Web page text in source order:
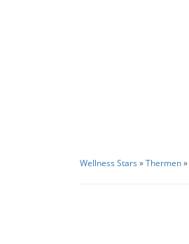
Wellness Stars »Thermen»